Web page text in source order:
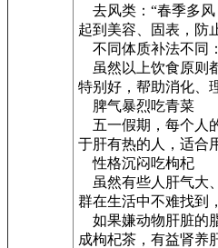
去风类：“春季多风
起到美容、固表，防
不同体质补法不同：
虽然以上饮食原则
特别好，帮助消化、
脾气暴烈吃青菜
五一假期，每个人
于肝有热的人，适合
性格沉闷吃枸杞
虽然有些人肝气大
群在生活中不难找到
如果嫌动物肝脏的
成枸杞茶，有益肾养